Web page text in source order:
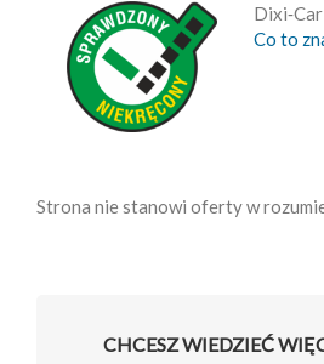
Co to
Strona nie stanowi oferty w
CHCESZ WIEDZIEĆ